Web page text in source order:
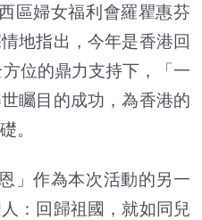
區婦女福利會羅瞿惠芬
地指出，今年是香港回
位的鼎力支持下，「一
矚目的成功，為香港的
。
」作為本次活動的另一
：回歸祖國，就如同兒